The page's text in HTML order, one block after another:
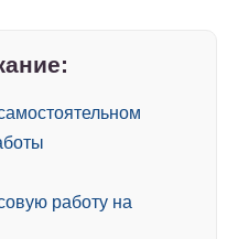
работу на